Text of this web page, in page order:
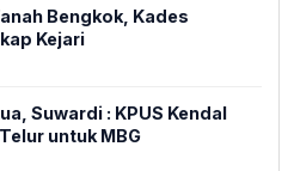
Bengkok, Kades
Kejari
Suwardi : KPUS Kendal
untuk MBG